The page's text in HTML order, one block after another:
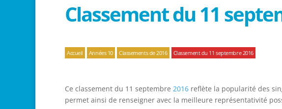
Classement du 11
Accueil Années 10 Classements de 2016 Classement du 11 septembre 2016
Ce classement du 11 septembre 2016 reflète la popularité des
permet ainsi de renseigner avec la meilleure représentativité